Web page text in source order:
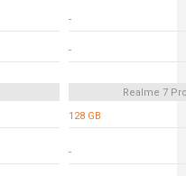
-
-
Realme 7
128 GB
-